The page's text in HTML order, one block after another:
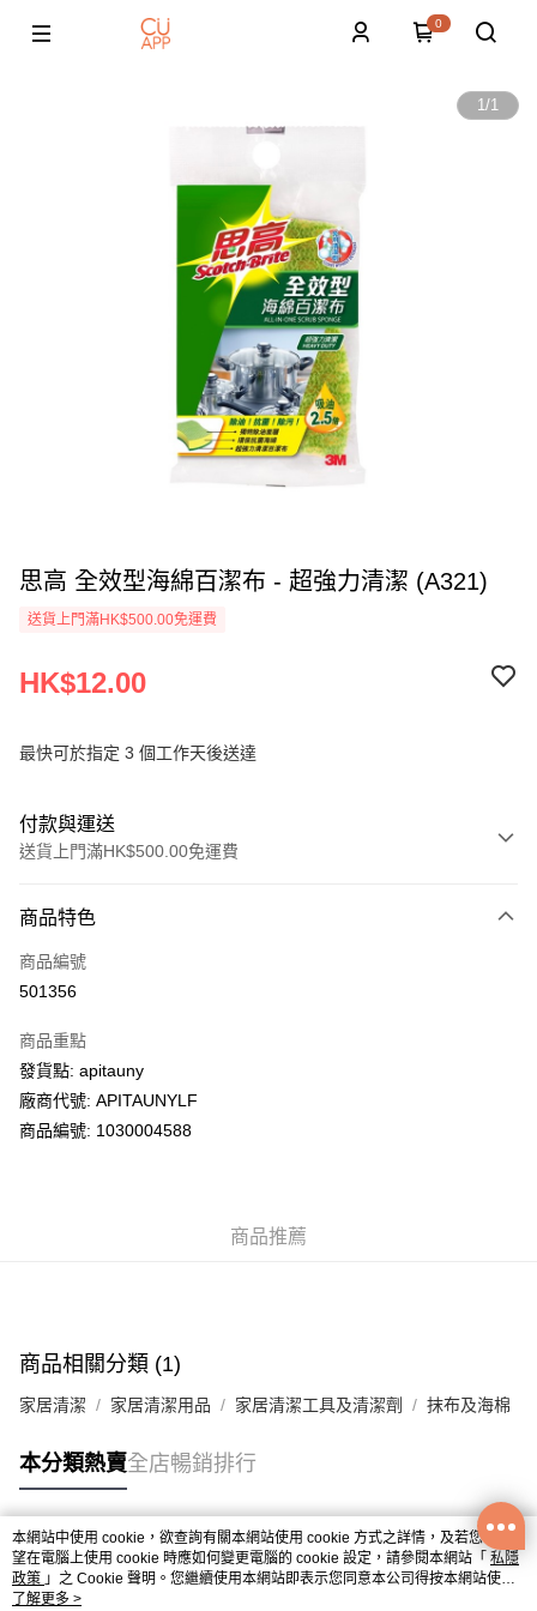
0
1/1
思高 全效型海綿百潔布 - 超強力清潔 (A321)
送貨上門滿HK$500.00免運費
HK$12.00
最快可於指定 3 個工作天後送達
付款與運送
送貨上門滿HK$500.00免運費
信用卡
AlipayHK
WeChat Pay
送貨方式
每筆HK$50.00，滿HK$200.00或以上免運費
UNY 門市自取
商品特色
商品編號
501356
商品重點
發貨點: apitauny
廠商代號: APITAUNYLF
商品編號: 1030004588
商品推薦
商品相關分類 (1)
家居清潔 家居清潔用品 家居清潔工具及清潔劑 抹布及海棉
本分類熱賣全店暢銷排行
熱門標籤
熱銷排行
本網站中使用 cookie，欲查詢有關本網站使用 cookie 方式之詳情，及若您不希
望在電腦上使用 cookie 時應如何變更電腦的 cookie 設定，請參閱本網站「 私隱
政策 」之 Cookie 聲明。您繼續使用本網站即表示您同意本公司得按本網站使用
條款之 Cookie 聲明使用 cookie。
了解更多 >